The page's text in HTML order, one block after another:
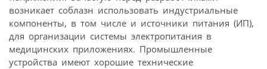
возникает соблазн использовать индустриальные
компоненты, в том числе и источники питания (ИП),
для организации системы электропитания в
медицинских приложениях. Промышленные
устройства имеют хорошие технические